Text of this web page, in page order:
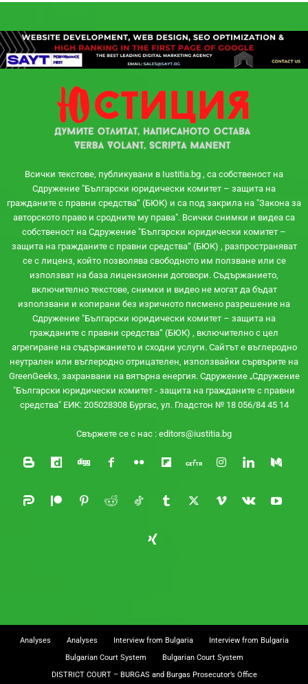
Всички текстове, публикувани в Iustitia.bg , са собственост на
Сдружение "Български юридически комитет – защита на
гражданите с правни средства“ (БЮК) и са под закрила на "Закона за
авторското право и сродните му права". Всички снимки и видеа са
собственост на Сдружение "Български юридически комитет –
защита на гражданите с правни средства“ (БЮК) , разпространяват
се с лиценз, който позволява свободното им ползване или се
използват на база лицензионни договори. Съдържанието,
включително текстове, снимки и видео не могат да бъдат
използвани и копирани без изричното писмено разрешение на
Сдружение "Български юридически комитет – защита на
гражданите с правни средства“ (БЮК) , включително с цел
агрегиране на съдържанието и сходни услуги. Сайтът e въглеродно
неутрален или въглеродно отрицателен, използвайки сървърите на
GreenGeeks, захранвани на вятърна енергия. Сдружение „Сдружение
"Български юридически комитет - защита на гражданите с правни
средства" ЕИК: 205028308 Бургас, ул. Гладстон № 18 056/84 45 14
Свържете се с нас : editors@iustitia.bg
Analyses Analyses Interview from Bulgaria
Interview from Bulgaria
Bulgarian Court System
Bulgarian Court System
DISTRICT COURT – BURGAS and Burgas Prosecutor’s Office